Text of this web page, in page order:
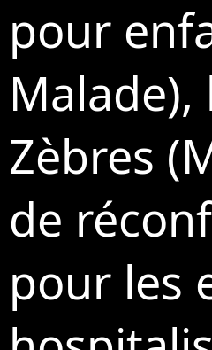
pour
Malade),
Zèbres
de
pour les